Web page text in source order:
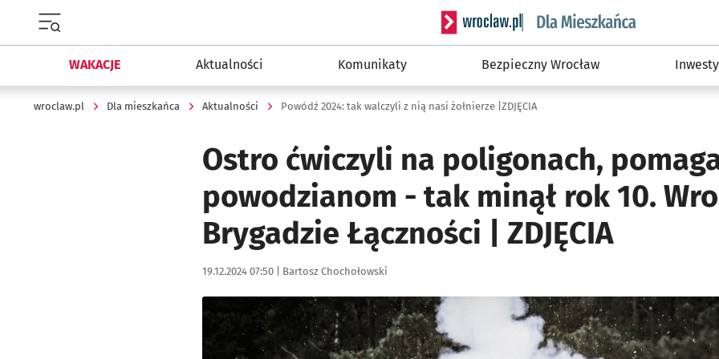
Serwis informacyjny wroclaw.pl podserwis: Dla
WAKACJE Aktualności Komunikaty Bezpieczny Wrocław
wroclaw.pl Dla mieszkańca Aktualności Powódź 2024: tak walczyli z nią nasi żołnierze |ZDJĘCIA
Ostro ćwiczyli na poligonach,
powodzianom - tak minął rok 10.
Brygadzie Łączności | ZDJĘCIA
Data publikacji:
19.12.2024 07:50 | Autor:
Bartosz Chochołowski
Kliknij, aby zobaczyć galerię